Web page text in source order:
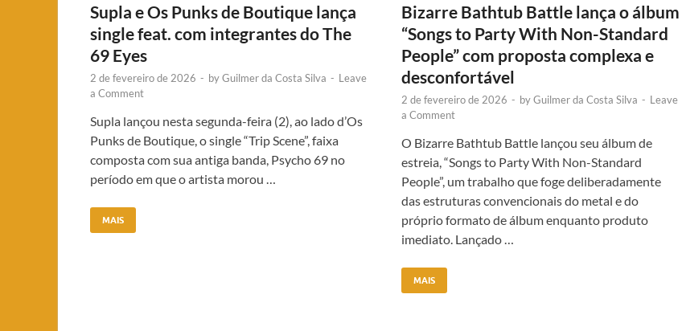
Supla e Os Punks de Boutique lança
single feat. com integrantes do The
69 Eyes
2 de fevereiro de 2026 - byGuilmer da Costa Silva - Leave
a Comment
Supla lançou nesta segunda-feira (2), ao lado d’Os
Punks de Boutique, o single “Trip Scene”, faixa
composta com sua antiga banda, Psycho 69 no
período em que o artista morou …
MAIS
Bizarre Bathtub Battle lança o álbum
“Songs to Party With Non-Standard
People” com proposta complexa e
desconfortável
2 de fevereiro de 2026 - byGuilmer da Costa Silva - Leave
a Comment
O Bizarre Bathtub Battle lançou seu álbum de
estreia, “Songs to Party With Non-Standard
People”, um trabalho que foge deliberadamente
das estruturas convencionais do metal e do
próprio formato de álbum enquanto produto
imediato. Lançado …
MAIS